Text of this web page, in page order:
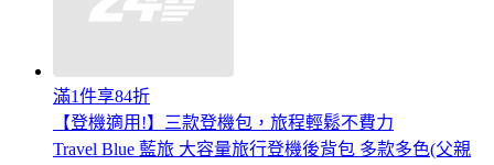
滿1件享84折
【登機適用!】三款登機包，旅程輕鬆不費力
Travel Blue 藍旅 大容量旅行登機後背包 多款多色(父親